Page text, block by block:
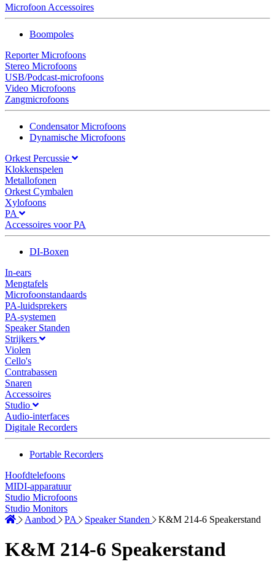
Microfoon Accessoires
Boompoles
Reporter Microfoons
Stereo Microfoons
USB/Podcast-microfoons
Video Microfoons
Zangmicrofoons
Condensator Microfoons
Dynamische Microfoons
Orkest Percussie
Klokkenspelen
Metallofonen
Orkest Cymbalen
Xylofoons
PA
Accessoires voor PA
DI-Boxen
In-ears
Mengtafels
Microfoonstandaards
PA-luidsprekers
PA-systemen
Speaker Standen
Strijkers
Violen
Cello's
Contrabassen
Snaren
Accessoires
Studio
Audio-interfaces
Digitale Recorders
Portable Recorders
Hoofdtelefoons
MIDI-apparatuur
Studio Microfoons
Studio Monitors
Aanbod
PA Speaker Standen K&M 214-6 Speakerstand
K&M 214-6 Speakerstand